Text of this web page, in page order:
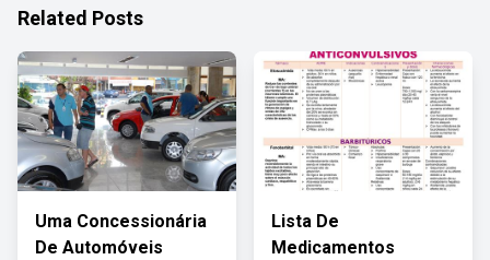
Related Posts
Uma Concessionária
De Automóveis
Lista De
Medicamentos